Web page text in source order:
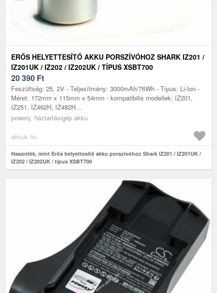
ERŐS HELYETTESÍTŐ AKKU PORSZÍVÓHOZ SHARK IZ201 /
IZ201UK / IZ202 / IZ202UK / TÍPUS XSBT700
20 390 Ft
Feszültség: 25, 2V - Teljesítmény: 3000mAh/76Wh - Típus: Li-Ion -
Méret: 172mm x 115mm x 54mm - kompatibilis modellek: IZ201,
IZ251, IZ462H, IZ482H...
powery, háztartásigép akku
akkuk.hu
Hasonlók, mint Erős helyettesítő akku porszívóhoz Shark IZ201 / IZ201UK /
IZ202 / IZ202UK / típus XSBT700